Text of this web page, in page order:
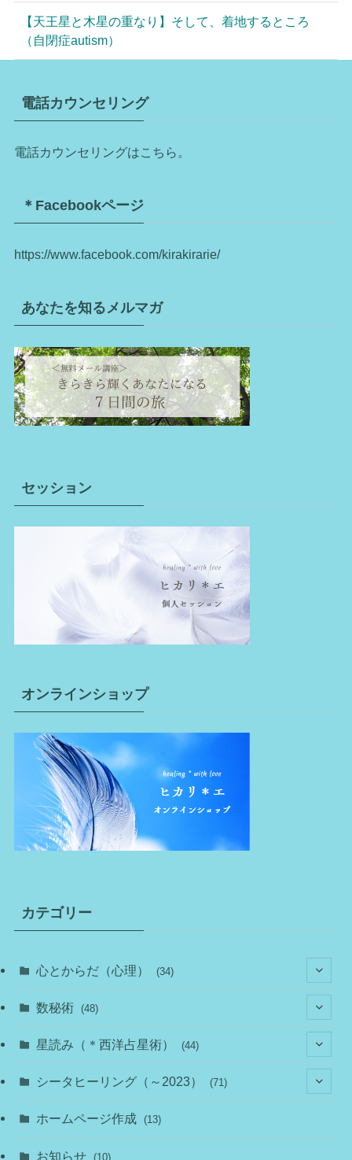
【天王星と木星の重なり】そして、着地するところ
（自閉症autism）
電話カウンセリング
電話カウンセリングはこちら。
＊Facebookページ
https://www.facebook.com/kirakirarie/
あなたを知るメルマガ
セッション
オンラインショップ
カテゴリー
心とからだ（心理） (34)
(1)
(22)
(7)
(7)
数秘術 (48)
(11)
(10)
(15)
星読み（＊西洋占星術） (44)
(11)
(8)
シータヒーリング（～2023） (71)
(14)
ホームページ作成 (13)
お知らせ (10)